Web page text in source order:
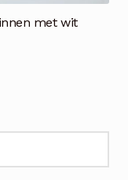
met wit